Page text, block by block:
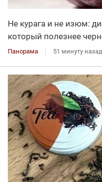
Не курага и не изюм:
который полезнее
Панорама 51 минуту назад